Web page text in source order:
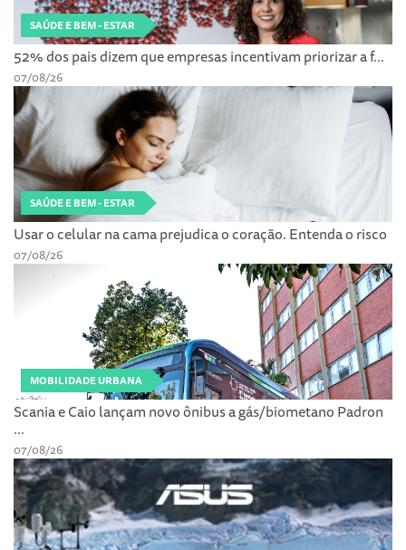
SAÚDE E BEM - ESTAR
52% dos pais dizem que empresas incentivam priorizar a f...
07/08/26
SAÚDE E BEM - ESTAR
Usar o celular na cama prejudica o coração. Entenda o risco
07/08/26
MOBILIDADE URBANA
Scania e Caio lançam novo ônibus a gás/biometano Padron
...
07/08/26